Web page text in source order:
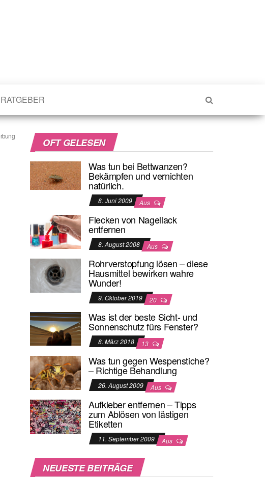
RATGEBER
OFT GELESEN
Was tun bei Bettwanzen?
Bekämpfen und vernichten
natürlich.
8. Juni 2009 Aus
Flecken von Nagellack
entfernen
8. August 2008 Aus
Rohrverstopfung lösen – diese
Hausmittel bewirken wahre
Wunder!
9. Oktober 2019 20
Was ist der beste Sicht- und
Sonnenschutz fürs Fenster?
8. März 2018 13
Was tun gegen Wespenstiche?
– Richtige Behandlung
26. August 2009 Aus
Aufkleber entfernen – Tipps
zum Ablösen von lästigen
Etiketten
11. September 2009 Aus
NEUESTE BEITRÄGE